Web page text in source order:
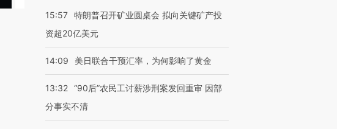
15:57 特朗普召开矿业圆桌会 拟向关键矿产投
资超20亿美元
14:09 美日联合干预汇率，为何影响了黄金
13:32 “90后”农民工讨薪涉刑案发回重审 因部
分事实不清